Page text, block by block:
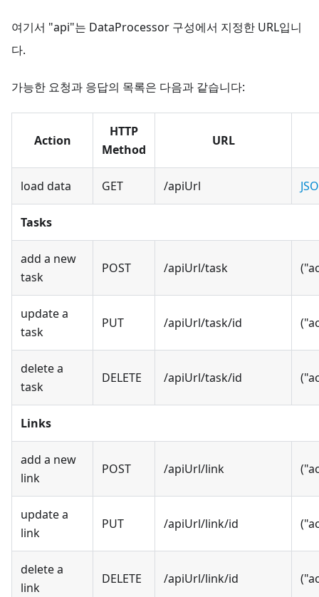
여기서 "api"는 DataProcessor 구성에서 지정한 URL입니
다.
가능한 요청과 응답의 목록은 다음과 같습니다:
Action
HTTP
Method
URL
load data GET /apiUrl
Tasks
add a new
task
POST /apiUrl/task
update a
task
PUT /apiUrl/task/id
delete a
task
DELETE /apiUrl/task/id
Links
add a new
link
POST /apiUrl/link
update a
link
PUT /apiUrl/link/id
delete a
link
DELETE /apiUrl/link/id